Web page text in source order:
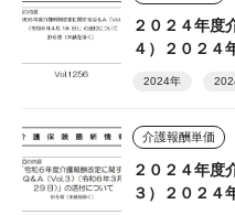
２０２４年度
４）２０２４
2024年
介護報酬単価
２０２４年度
３）２０２４